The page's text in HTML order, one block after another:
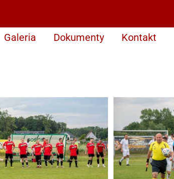
Galeria Dokumenty
Kontakt